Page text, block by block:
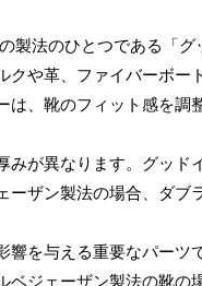
製法のひとつである「
クや革、ファイバーボ
、靴のフィット感を調
みが異なります。グッ
ザン製法の場合、ダブ
響を与える重要なパー
ジェーザン製法の靴の